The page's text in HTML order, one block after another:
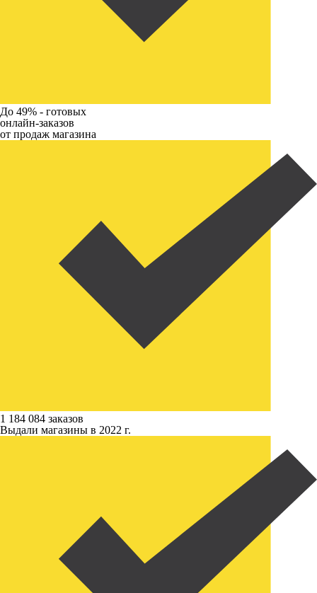
До 49% - готовых
онлайн-заказов
от продаж магазина
1 184 084 заказов
Выдали магазины в 2022 г.